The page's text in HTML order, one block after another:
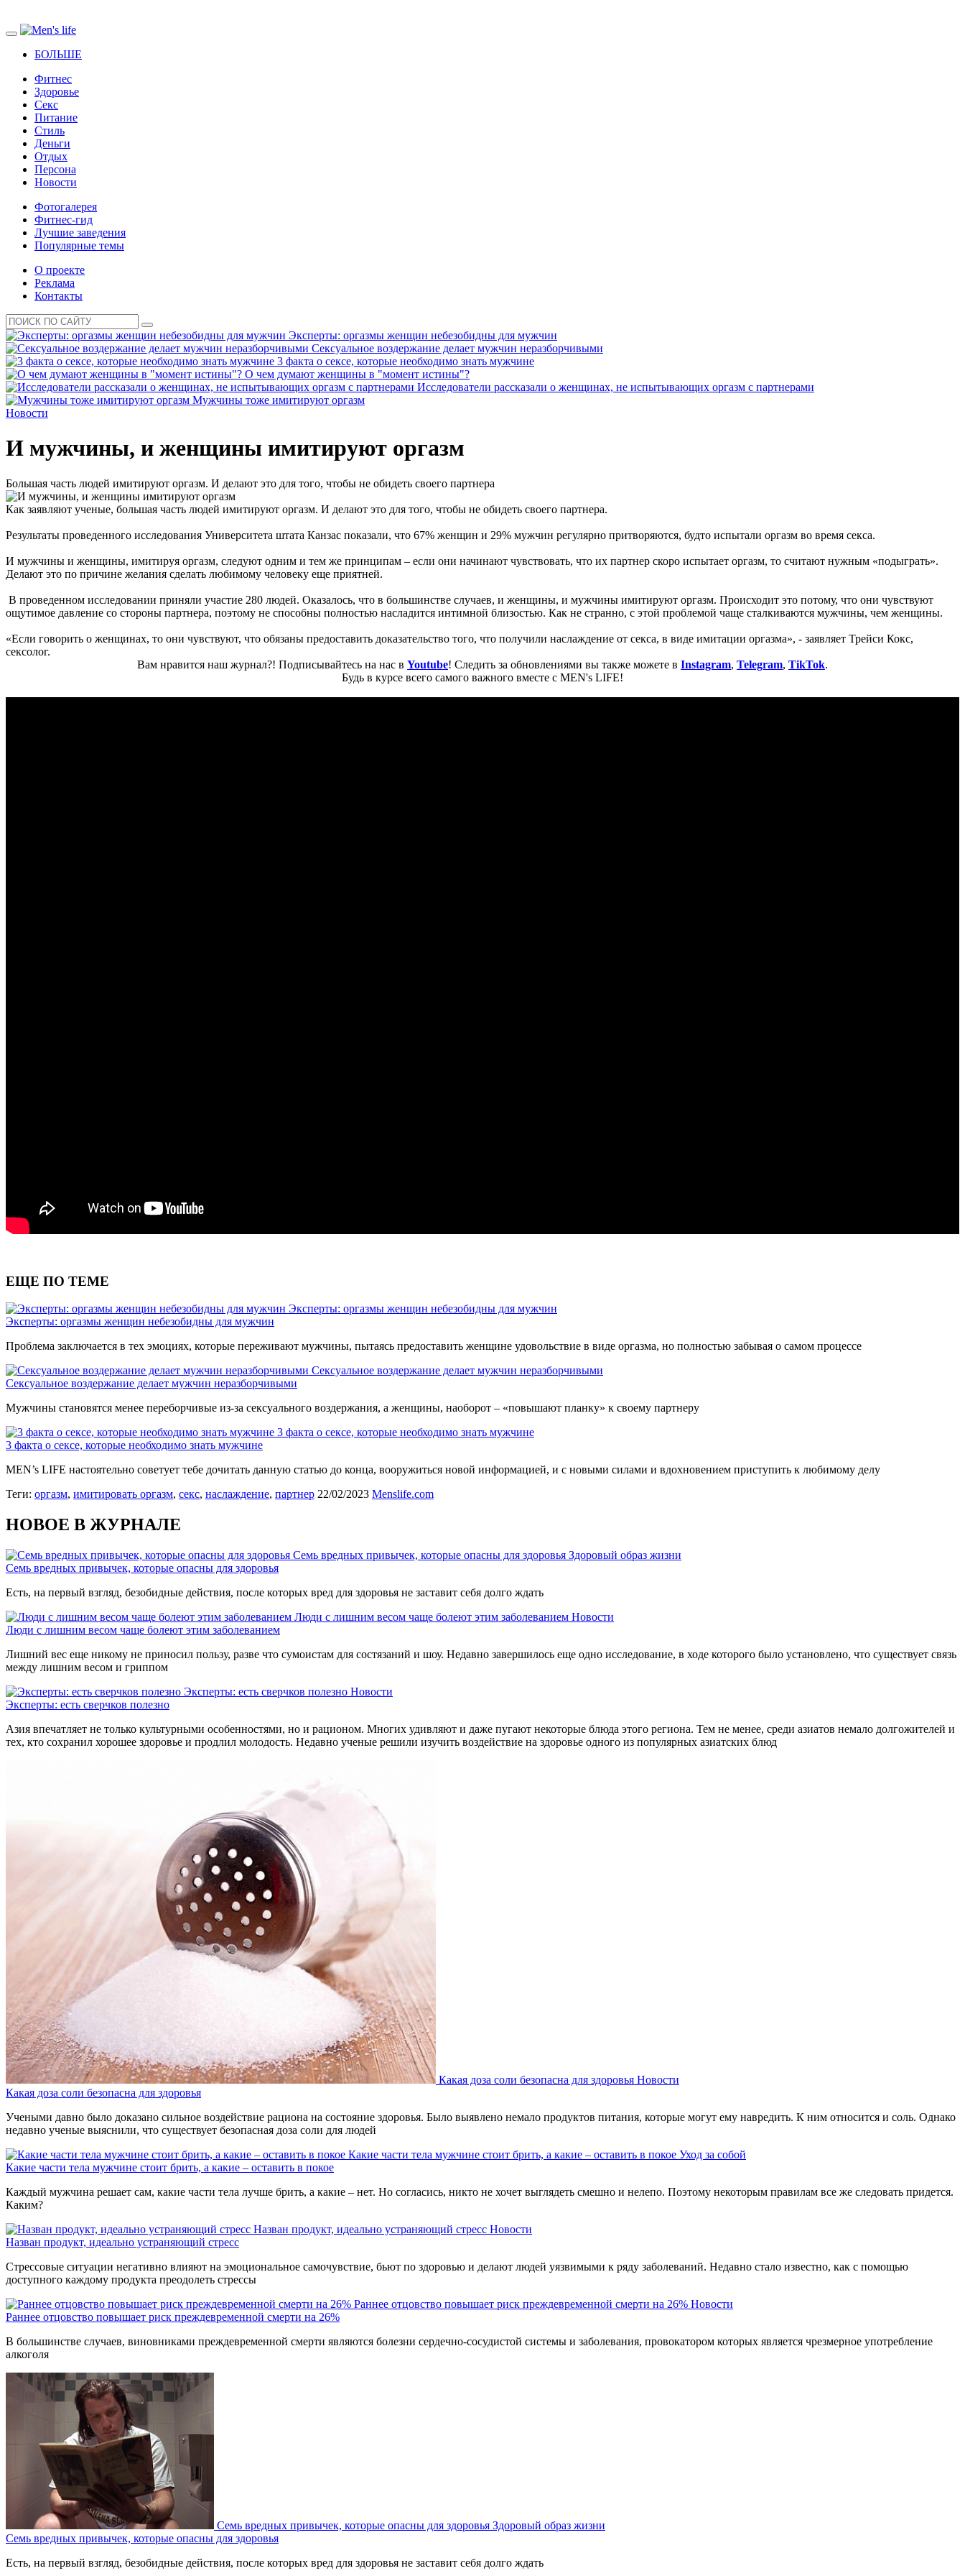
БОЛЬШЕ
Фитнес
Здоровье
Секс
Питание
Стиль
Деньги
Отдых
Персона
Новости
Фотогалерея
Фитнес-гид
Лучшие заведения
Популярные темы
О проекте
Реклама
Контакты
Эксперты: оргазмы женщин небезобидны для мужчин
Сексуальное воздержание делает мужчин неразборчивыми
3 факта о сексе, которые необходимо знать мужчине
О чем думают женщины в "момент истины"?
Исследователи рассказали о женщинах, не испытывающих оргазм с партнерами
Мужчины тоже имитируют оргазм
Новости
И мужчины, и женщины имитируют оргазм
Большая часть людей имитируют оргазм. И делают это для того, чтобы не обидеть своего партнера
Как заявляют ученые, большая часть людей имитируют оргазм. И делают это для того, чтобы не обидеть своего партнера.
Результаты проведенного исследования Университета штата Канзас показали, что 67% женщин и 29% мужчин регулярно притворяются, будто испытали оргазм во время секса.
И мужчины и женщины, имитируя оргазм, следуют одним и тем же принципам – если они начинают чувствовать, что их партнер скоро испытает оргазм, то считают нужным «подыграть».
Делают это по причине желания сделать любимому человеку еще приятней.
В проведенном исследовании приняли участие 280 людей. Оказалось, что в большинстве случаев, и женщины, и мужчины имитируют оргазм. Происходит это потому, что они чувствуют
ощутимое давление со стороны партнера, поэтому не способны полностью насладится интимной близостью. Как не странно, с этой проблемой чаще сталкиваются мужчины, чем женщины.
«Если говорить о женщинах, то они чувствуют, что обязаны предоставить доказательство того, что получили наслаждение от секса, в виде имитации оргазма», - заявляет Трейси Кокс,
сексолог.
Вам нравится наш журнал?! Подписывайтесь на нас в Youtube! Следить за обновлениями вы также можете в Instagram, Telegram, TikTok.
Будь в курсе всего самого важного вместе с MEN's LIFE!
ЕЩЕ ПО ТЕМЕ
Эксперты: оргазмы женщин небезобидны для мужчин
Эксперты: оргазмы женщин небезобидны для мужчин
Проблема заключается в тех эмоциях, которые переживают мужчины, пытаясь предоставить женщине удовольствие в виде оргазма, но полностью забывая о самом процессе
Сексуальное воздержание делает мужчин неразборчивыми
Сексуальное воздержание делает мужчин неразборчивыми
Мужчины становятся менее переборчивые из-за сексуального воздержания, а женщины, наоборот – «повышают планку» к своему партнеру
3 факта о сексе, которые необходимо знать мужчине
3 факта о сексе, которые необходимо знать мужчине
MEN’s LIFE настоятельно советует тебе дочитать данную статью до конца, вооружиться новой информацией, и с новыми силами и вдохновением приступить к любимому делу
Теги: оргазм, имитировать оргазм, секс, наслаждение, партнер 22/02/2023 Menslife.com
НОВОЕ В ЖУРНАЛЕ
Семь вредных привычек, которые опасны для здоровья Здоровый образ жизни
Семь вредных привычек, которые опасны для здоровья
Есть, на первый взгляд, безобидные действия, после которых вред для здоровья не заставит себя долго ждать
Люди с лишним весом чаще болеют этим заболеванием Новости
Люди с лишним весом чаще болеют этим заболеванием
Лишний вес еще никому не приносил пользу, разве что сумоистам для состязаний и шоу. Недавно завершилось еще одно исследование, в ходе которого было установлено, что существует связь
между лишним весом и гриппом
Эксперты: есть сверчков полезно Новости
Эксперты: есть сверчков полезно
Азия впечатляет не только культурными особенностями, но и рационом. Многих удивляют и даже пугают некоторые блюда этого региона. Тем не менее, среди азиатов немало долгожителей и
тех, кто сохранил хорошее здоровье и продлил молодость. Недавно ученые решили изучить воздействие на здоровье одного из популярных азиатских блюд
Какая доза соли безопасна для здоровья Новости
Какая доза соли безопасна для здоровья
Учеными давно было доказано сильное воздействие рациона на состояние здоровья. Было выявлено немало продуктов питания, которые могут ему навредить. К ним относится и соль. Однако
недавно ученые выяснили, что существует безопасная доза соли для людей
Какие части тела мужчине стоит брить, а какие – оставить в покое Уход за собой
Какие части тела мужчине стоит брить, а какие – оставить в покое
Каждый мужчина решает сам, какие части тела лучше брить, а какие – нет. Но согласись, никто не хочет выглядеть смешно и нелепо. Поэтому некоторым правилам все же следовать придется.
Каким?
Назван продукт, идеально устраняющий стресс Новости
Назван продукт, идеально устраняющий стресс
Стрессовые ситуации негативно влияют на эмоциональное самочувствие, бьют по здоровью и делают людей уязвимыми к ряду заболеваний. Недавно стало известно, как с помощью
доступного каждому продукта преодолеть стрессы
Раннее отцовство повышает риск преждевременной смерти на 26% Новости
Раннее отцовство повышает риск преждевременной смерти на 26%
В большинстве случаев, виновниками преждевременной смерти являются болезни сердечно-сосудистой системы и заболевания, провокатором которых является чрезмерное употребление
алкоголя
Семь вредных привычек, которые опасны для здоровья Здоровый образ жизни
Семь вредных привычек, которые опасны для здоровья
Есть, на первый взгляд, безобидные действия, после которых вред для здоровья не заставит себя долго ждать